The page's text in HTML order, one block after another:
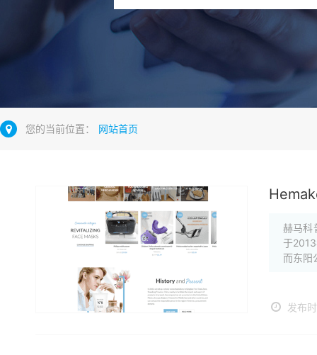
您的当前位置： 网站首页
赫马科
于
而东阳
发布